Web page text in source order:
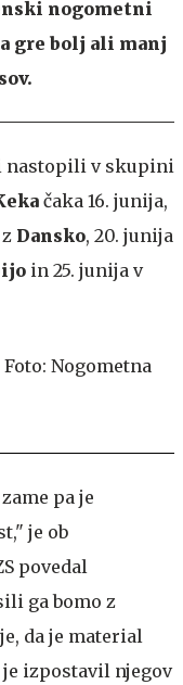
nogometni
gre bolj ali manj
nastopili v skupini
čaka 16. junija,
Dansko, 20. junija
in 25. junija v
pa je
je ob
povedal
ga bomo z
da je material
je izpostavil njegov